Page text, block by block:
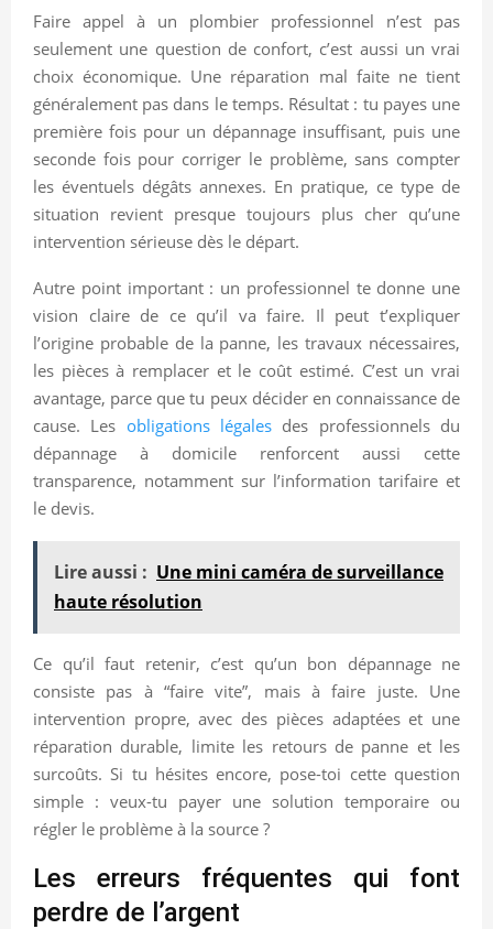
Faire appel à un plombier professionnel n’est pas
seulement une question de confort, c’est aussi un vrai
choix économique. Une réparation mal faite ne tient
généralement pas dans le temps. Résultat : tu payes une
première fois pour un dépannage insuffisant, puis une
seconde fois pour corriger le problème, sans compter
les éventuels dégâts annexes. En pratique, ce type de
situation revient presque toujours plus cher qu’une
intervention sérieuse dès le départ.
Autre point important : un professionnel te donne une
vision claire de ce qu’il va faire. Il peut t’expliquer
l’origine probable de la panne, les travaux nécessaires,
les pièces à remplacer et le coût estimé. C’est un vrai
avantage, parce que tu peux décider en connaissance de
cause. Les obligations légales des professionnels du
dépannage à domicile renforcent aussi cette
transparence, notamment sur l’information tarifaire et
le devis.
Lire aussi : Une mini caméra de surveillance
haute résolution
Ce qu’il faut retenir, c’est qu’un bon dépannage ne
consiste pas à “faire vite”, mais à faire juste. Une
intervention propre, avec des pièces adaptées et une
réparation durable, limite les retours de panne et les
surcoûts. Si tu hésites encore, pose-toi cette question
simple : veux-tu payer une solution temporaire ou
régler le problème à la source ?
Les erreurs fréquentes qui font
perdre de l’argent